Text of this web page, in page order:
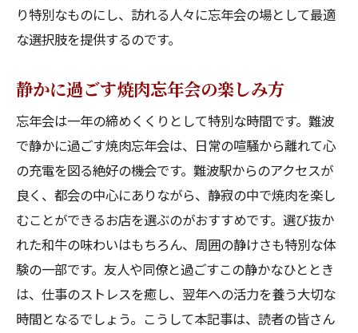
り特別なものにし、訪れる人々に忘年会の場として最適
な選択肢を提供するのです。
静かに過ごす焼肉忘年会の楽しみ方
忘年会は一年の締めくくりとして特別な時間です。難波
で静かに過ごす焼肉忘年会は、日常の喧騒から離れて心
の充電を図る絶好の機会です。難波駅からのアクセスが
良く、都会の中心にありながら、静寂の中で焼肉を楽し
むことができるお店を選ぶのがおすすめです。選び抜か
れた和牛の味わいはもちろん、周囲の静けさも特別な体
験の一部です。友人や同僚と過ごすこの静かなひととき
は、仕事のストレスを癒し、翌年への活力を養う大切な
時間となるでしょう。こうして本記事は、読者の皆さん